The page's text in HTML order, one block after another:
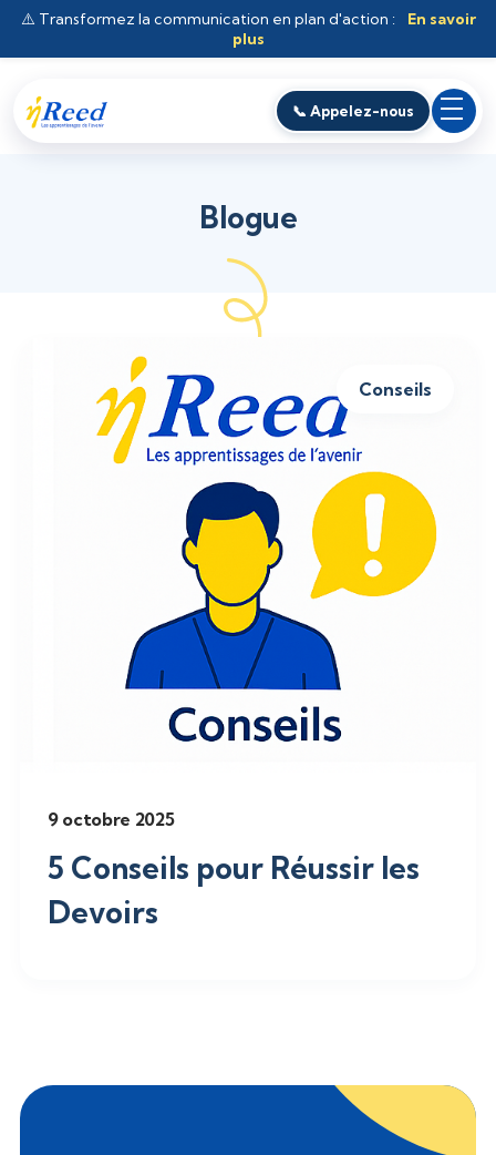
⚠️ Transformez la communication en plan d'action :
En savoir
plus
📞 Appelez-nous
Blogue
Conseils
9 octobre 2025
5 Conseils pour Réussir les
Devoirs
Explorez